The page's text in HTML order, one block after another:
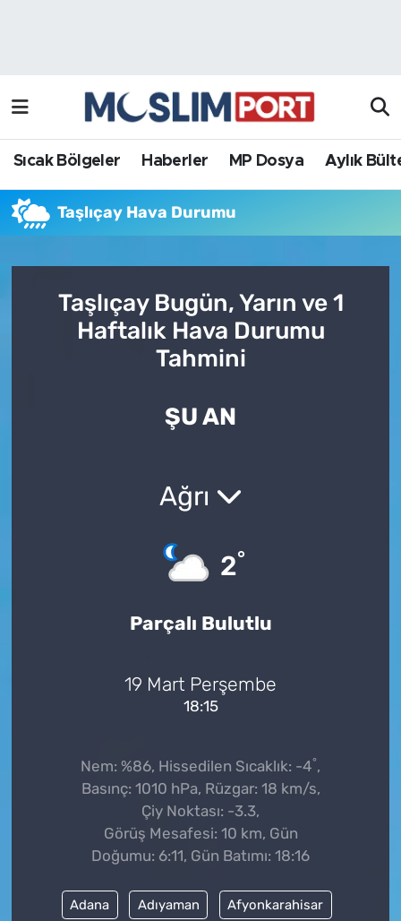
Sıcak Bölgeler Haberler MP Dosya Aylık
Taşlıçay Hava Durumu
Taşlıçay Bugün, Yarın ve 1
Haftalık Hava Durumu
Tahmini
ŞU AN
Ağrı
2°
Parçalı Bulutlu
19 Mart Perşembe
18:15
Nem: %86, Hissedilen Sıcaklık: -4°,
Basınç: 1010 hPa, Rüzgar: 18 km/s,
Çiy Noktası: -3.3,
Görüş Mesafesi: 10 km, Gün
Doğumu: 6:11, Gün Batımı: 18:16
Adana Adıyaman Afyonkarahisar
Haberler
MP Dosya
Röportaj Haber
Aylık Bülten